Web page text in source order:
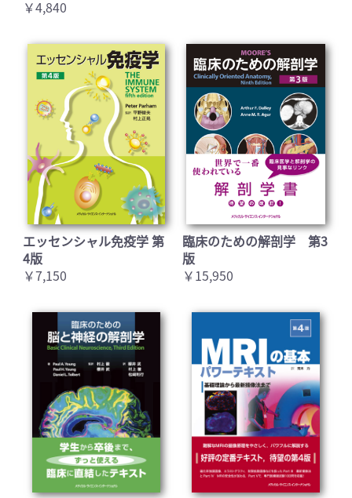
お買い物を続ける カートへ進む
￥4,840
エッセンシャル免疫学 第
4版
￥7,150
臨床のための解剖学 第3
版
￥15,950